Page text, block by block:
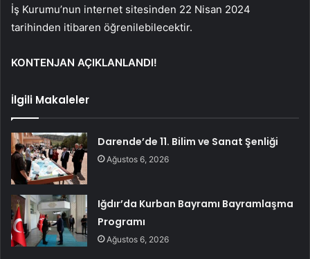
İş Kurumu’nun internet sitesinden 22 Nisan 2024
tarihinden itibaren öğrenilebilecektir.
KONTENJAN AÇIKLANLANDI!
İlgili Makaleler
Darende’de 11. Bilim ve Sanat Şenliği
Ağustos 6, 2026
Iğdır’da Kurban Bayramı Bayramlaşma
Programı
Ağustos 6, 2026